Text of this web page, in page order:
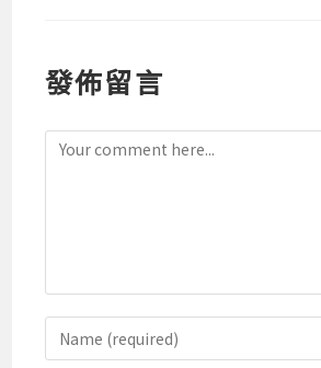
發佈留言
Comment
Enter
your